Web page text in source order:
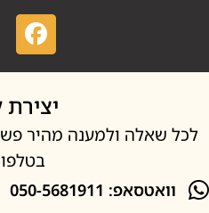
יצירת קשר
ולמענה מהיר פשוט
בטלפון 🙂
050-5681911